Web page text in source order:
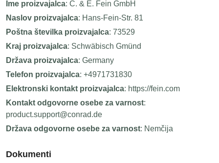
Ime proizvajalca: C. & E. Fein GmbH
Naslov proizvajalca: Hans-Fein-Str. 81
Poštna številka proizvajalca: 73529
Kraj proizvajalca: Schwäbisch Gmünd
Država proizvajalca: Germany
Telefon proizvajalca: +4971731830
Elektronski kontakt proizvajalca: https://fein.com
Kontakt odgovorne osebe za varnost:
product.support@conrad.de
Država odgovorne osebe za varnost: Nemčija
Dokumenti